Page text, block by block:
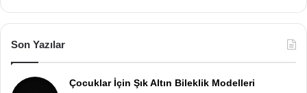
Son Yazılar
Çocuklar İçin Şık Altın Bileklik Modelleri